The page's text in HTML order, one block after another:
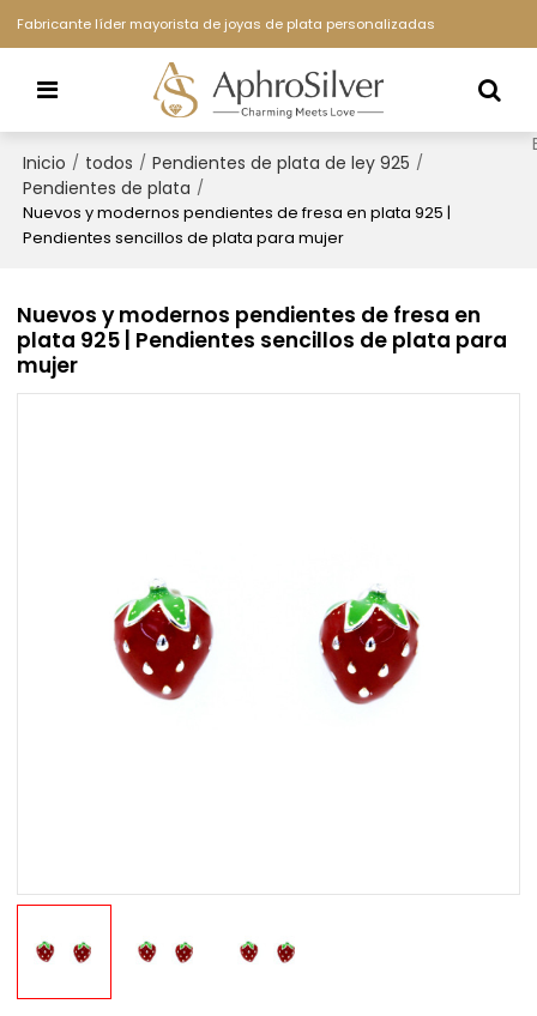
Fabricante líder mayorista de joyas de plata personalizadas
Inicio / todos / Pendientes de plata de ley 925 /
Pendientes de plata /
Nuevos y modernos pendientes de fresa en plata 925 |
Pendientes sencillos de plata para mujer
Nuevos y modernos pendientes de fresa en
plata 925 | Pendientes sencillos de plata para
mujer